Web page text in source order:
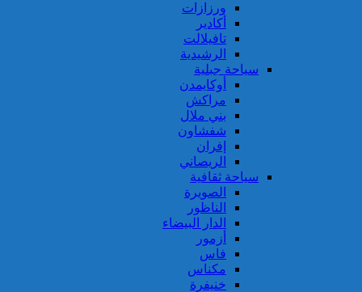
ورزازات
أكادير
تافيلالت
الرشيدية
سياحة جبلية
أوكايمدن
مراكش
بني ملال
شفشاون
إفران
الريصاني
سياحة ثقافية
الصويرة
الناظور
الدار البيضاء
أزمور
فاس
مكناس
خنيفرة